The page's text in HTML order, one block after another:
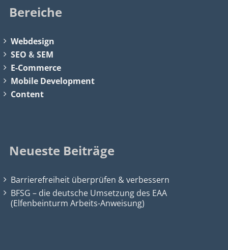
Bereiche
Webdesign
SEO &SEM
E-Commerce
Mobile Development
Content
Neueste Beiträge
Barrierefreiheit überprüfen & verbessern
BFSG – die deutsche Umsetzung des EAA
(Elfenbeinturm Arbeits-Anweisung)